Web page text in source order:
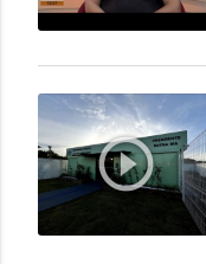
play_circle_outline